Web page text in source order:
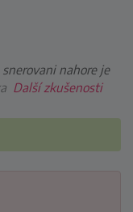
nahore je
Další zkušenosti